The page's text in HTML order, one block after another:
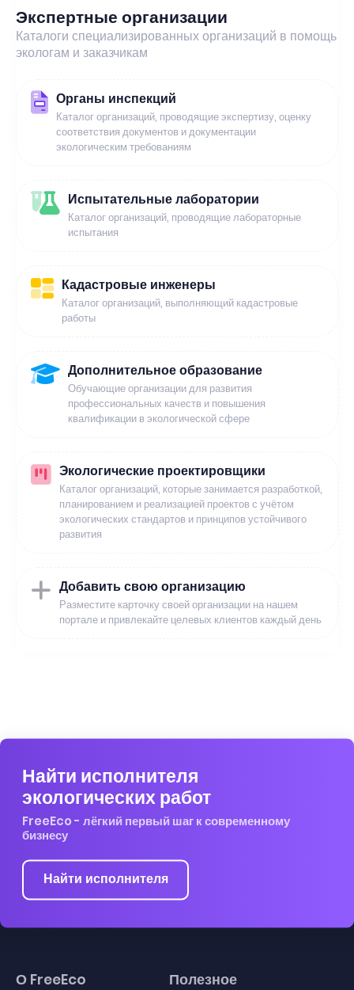
Экспертные организации
Каталоги специализированных организаций в помощь
экологам и заказчикам
Органы инспекций
Каталог организаций, проводящие экспертизу, оценку
соответствия документов и документации
экологическим требованиям
Испытательные лаборатории
Каталог организаций, проводящие лабораторные
испытания
Кадастровые инженеры
Каталог организаций, выполняющий кадастровые
работы
Дополнительное образование
Обучающие организации для развития
профессиональных качеств и повышения
квалификации в экологической сфере
Экологические проектировщики
Каталог организаций, которые занимается разработкой,
планированием и реализацией проектов с учётом
экологических стандартов и принципов устойчивого
развития
Добавить свою организацию
Разместите карточку своей организации на нашем
портале и привлекайте целевых клиентов каждый день
Найти исполнителя
экологических работ
FreeEco - лёгкий первый шаг к современному
бизнесу
Найти исполнителя
О FreeEco Полезное